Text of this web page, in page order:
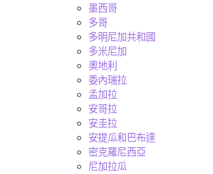
墨西哥
多哥
多明尼加共和國
多米尼加
奧地利
委內瑞拉
孟加拉
安哥拉
安圭拉
安提瓜和巴布達
密克羅尼西亞
尼加拉瓜